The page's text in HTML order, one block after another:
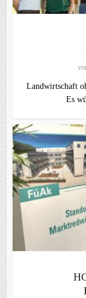
Landwirtschaft
Es